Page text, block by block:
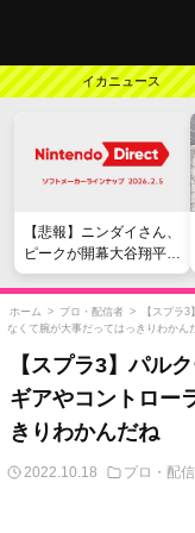
イカニュース
【悲報】ニンダイさん、
ピークが開幕大谷翔平の
がっかりダイレクトだっ
たと言われてしまう
ホーム > プロ・配信者 >
【スプラ
なくて腕が大事だってはっきりわかん
【スプラ3】パル
ギアやコントロー
きりわかんだね
2022.10.18 プロ・配